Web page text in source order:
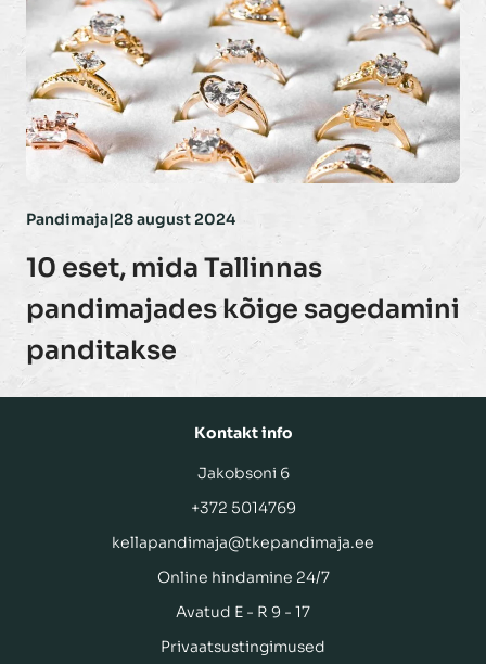
Pandimaja|28 august 2024
10 eset, mida Tallinnas
pandimajades kõige sagedamini
panditakse
Kontakt info
Jakobsoni 6
+372 5014769
kellapandimaja@tkepandimaja.ee
Online hindamine 24/7
Avatud E - R 9 - 17
Privaatsustingimused